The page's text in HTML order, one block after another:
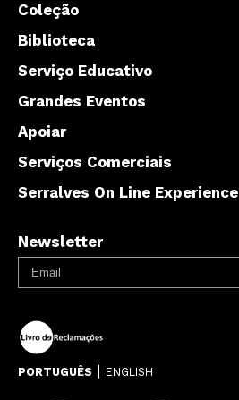
Coleção
Biblioteca
Serviço Educativo
Grandes Eventos
Apoiar
Serviços Comerciais
Serralves On Line Experience
Newsletter
PORTUGUÊS ENGLISH